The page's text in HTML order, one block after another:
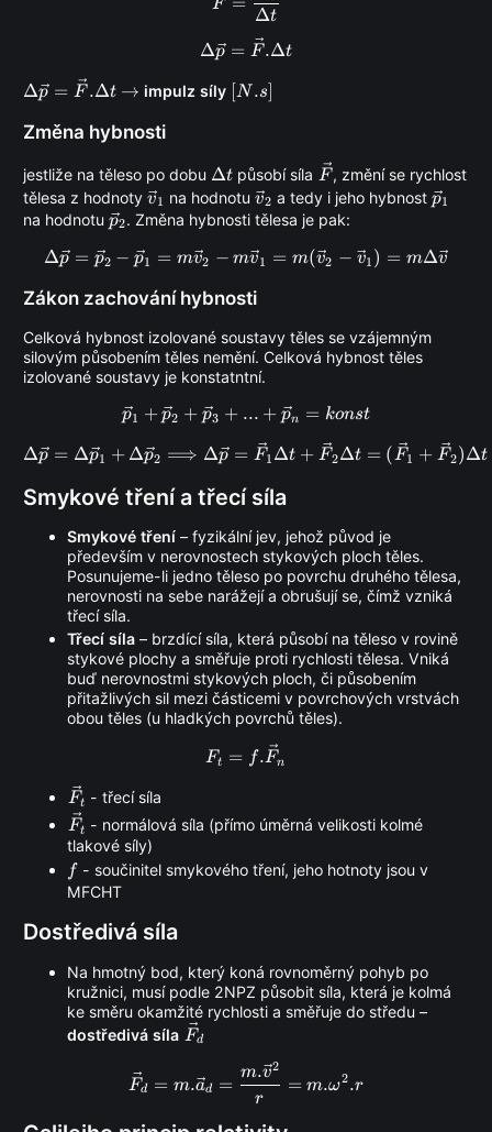
F
Δt
\Delta \vec p = \vec F.
Δp = F .Δt
\Delta \vec
\Delta t
Δp = F .Δt → impulz síly [N.s]
[N .s]
Změna hybnosti
jestliže na těleso po dobu \Delta
t
Δt působí síla \vec
F
F , změní se rychlost
tělesa z hodnoty\vec
v_1
v1 na hodnotu\vec
v_2
v2 a tedy i jeho hybnost\vec
p1
na hodnotu\vec
p2. Změna hybnosti tělesa je pak:
\Delta \vec p = \vec p_2 -
Δp = p2 − p1 = mv2 − mv1 = m(v2 − v1 ) = mΔv
Zákon zachování hybnosti
Celková hybnost izolované soustavy těles se vzájemným
silovým působením těles nemění. Celková hybnost těles
izolované soustavy je konstatntní.
\vec p_1 + \vec p_2 + \vec
p1 + p2 + p3 + ... + pn = konst
\Delta \vec p = \Delta \vec
Δp = Δp1 + Δp2 ⟹ Δp = F1 Δt + F2Δt = (F1 + F2)Δt
Smykové tření a třecí síla
Smykové tření – fyzikální jev, jehož původ je
především v nerovnostech stykových ploch těles.
Posunujeme-li jedno těleso po povrchu druhého tělesa,
nerovnosti na sebe narážejí a obrušují se, čímž vzniká
třecí síla.
Třecí síla – brzdící síla, která působí na těleso v rovině
stykové plochy a směřuje proti rychlosti tělesa. Vniká
buď nerovnostmi stykových ploch, či působením
přitažlivých sil mezi částicemi v povrchových vrstvách
obou těles (u hladkých povrchů těles).
F_t = f. \vec F_n
Ft = f.Fn
\vec
F_t
Ft - třecí síla
\vec
F_t
Ft - normálová síla (přímo úměrná velikosti kolmé
tlakové síly)
ff - součinitel smykového tření, jeho hotnoty jsou v
MFCHT
Dostředivá síla
Na hmotný bod, který koná rovnoměrný pohyb po
kružnici, musí podle 2NPZ působit síla, která je kolmá
ke směru okamžité rychlosti a směřuje do středu –
dostředivá síla \vec
Fd
\vec F_d = m. \vec a_d =
Fd = m.ad =
r
m.v2
= m.ω2.r